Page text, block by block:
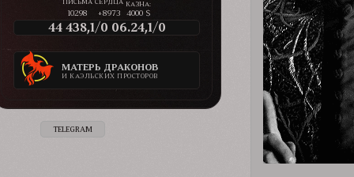
10298 +8973
КАЗНА:
4000 $
44 438,1/0 06.24,1/0
МАТЕРЬ ДРАКОНОВ
И КАЭЛЬСКИХ ПРОСТОРОВ
TELEGRAM